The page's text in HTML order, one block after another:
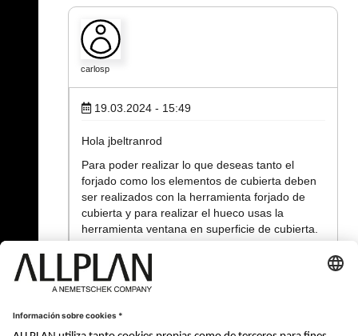
carlosp
19.03.2024 - 15:49
Hola jbeltranrod
Para poder realizar lo que deseas tanto el
forjado como los elementos de cubierta deben
ser realizados con la herramienta forjado de
cubierta y para realizar el hueco usas la
herramienta ventana en superficie de cubierta.
Saludos
Youtube:https://www.youtube.com/@allearning